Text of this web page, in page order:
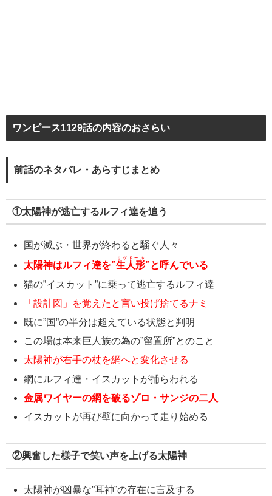
ワンピース1129話の内容のおさらい
前話のネタバレ・あらすじまとめ
①太陽神が逃亡するルフィ達を追う
国が滅ぶ・世界が終わると騒ぐ人々
太陽神はルフィ達を”生人形
リヴドール
”と呼んでいる
猫の”イスカット”に乗って逃亡するルフィ達
「設計図」を覚えたと言い投げ捨てるナミ
既に”国”の半分は超えている状態と判明
この場は本来巨人族の為の”留置所”とのこと
太陽神が右手の杖を網へと変化させる
網にルフィ達・イスカットが捕らわれる
金属ワイヤーの網を破るゾロ・サンジの二人
イスカットが再び壁に向かって走り始める
②興奮した様子で笑い声を上げる太陽神
太陽神が凶暴な”耳神”の存在に言及する